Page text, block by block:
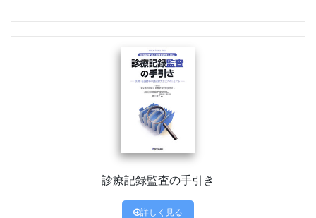
診療記録監査の手引き
詳しく見る